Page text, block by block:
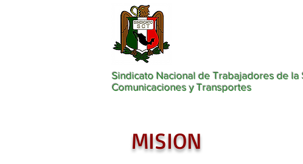
Sindicato Nacional de Trabajadores de la
Comunicaciones y Transportes
MISION